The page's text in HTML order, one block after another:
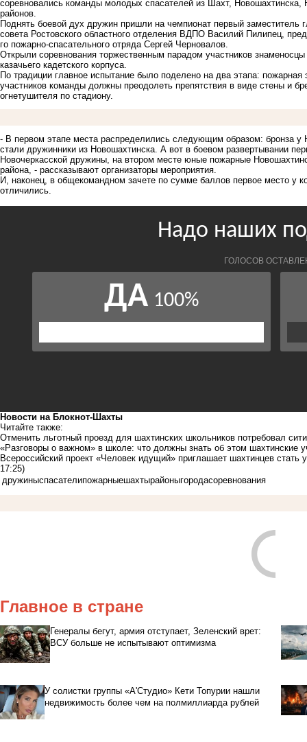
соревновались команды молодых спасателей из Шахт, Новошахтинска,
районов.
Поднять боевой дух дружин пришли на чемпионат первый
совета Ростовского областного отделения ВДПО Василий Пилипец,
го пожарно-спасательного отряда Сергей Черновалов.
Открыли соревнования торжественным парадом участников
казачьего кадетского корпуса.
По традиции главное испытание было поделено на два этапа:
участников команды должны преодолеть препятствия в виде стены и
огнетушителя по стадиону.
- В первом этапе места распределились следующим образом: бронза у
стали дружинники из Новошахтинска. А вот в боевом развертывании
Новочеркасской дружины, на втором месте юные пожарные
района, - рассказывают организаторы мероприятия.
И, наконец, в общекомандном зачете по сумме баллов первое место
отличились.
Новости на Блoкнoт-Шахты
Читайте также:
Отменить льготный проезд для шахтинских школьников потребовал
«Разговоры о важном» в школе: что должны знать об этом шахтинские
Всероссийский проект «Человек идущий» приглашает шахтинцев стать
17:25)
дружиныспасателипожарныешахтырайоныгородасоревнования
Главное в стране
Генералы бегут, армия отступает, Зеленский врет:
ВСУ больше не испытывают оптимизма
У солистки группы «А'Студио» Кети Топурии нашли
недвижимость более чем на полмиллиарда рублей